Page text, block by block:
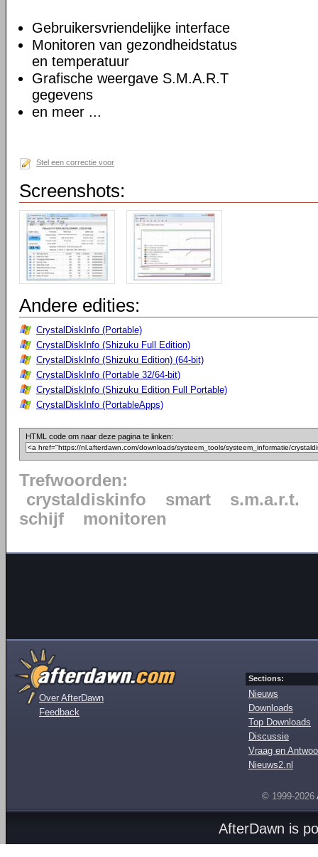
Gebruikersvriendelijke interface
Monitoren van gezondheidstatus
en temperatuur
Grafische weergave S.M.A.R.T
gegevens
en meer ...
Stel een correctie voor
Screenshots:
Andere edities:
CrystalDiskInfo (Portable)
CrystalDiskInfo (Shizuku Full Edition)
CrystalDiskInfo (Shizuku Edition) (64-bit)
CrystalDiskInfo (Portable 32/64-bit)
CrystalDiskInfo (Shizuku Edition Full Portable)
CrystalDiskInfo (PortableApps)
HTML code om naar deze pagina te linken:
Trefwoorden:
crystaldiskinfo
smart
s.m.a.r.t.
schijf
monitoren
Over AfterDawn
Feedback
Sections:
Nieuws
Downloads
Top Downloads
Discussie
Vraag en
Nieuws2.nl
© 1999-2026
AfterDawn is